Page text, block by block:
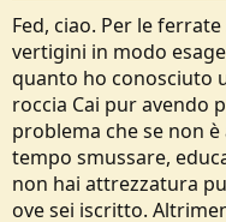
Fed, ciao. Per le
vertigini in modo
quanto ho conosciuto
roccia Cai pur avendo
problema che se non
tempo smussare,
non hai attrezzatura
ove sei iscritto.